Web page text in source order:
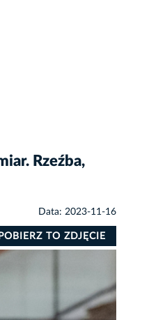
Rzeźba,
Data: 2023-11-16
POBIERZ TO ZDJĘCIE